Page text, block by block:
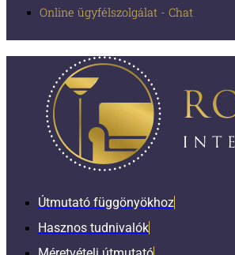
Online ügyfélszolgálat - Chat
Útmutató függönyökhoz
Hasznos tudnivalók